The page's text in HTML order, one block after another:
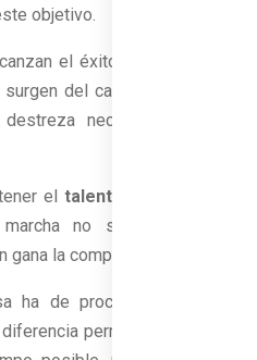
objetivo.
el éxito gracias a sus
del capital intelectual
necesaria para la
el talento
no solo pierde la
la competencia.
ha de procurar que esos
permanezcan en la